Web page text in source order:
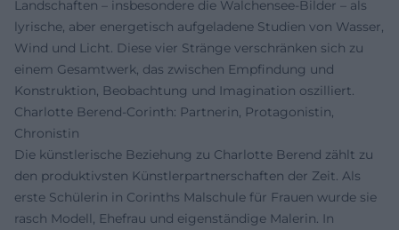
Landschaften – insbesondere die Walchensee-Bilder – als
lyrische, aber energetisch aufgeladene Studien von Wasser,
Wind und Licht. Diese vier Stränge verschränken sich zu
einem Gesamtwerk, das zwischen Empfindung und
Konstruktion, Beobachtung und Imagination oszilliert.
Charlotte Berend-Corinth: Partnerin, Protagonistin,
Chronistin
Die künstlerische Beziehung zu Charlotte Berend zählt zu
den produktivsten Künstlerpartnerschaften der Zeit. Als
erste Schülerin in Corinths Malschule für Frauen wurde sie
rasch Modell, Ehefrau und eigenständige Malerin. In